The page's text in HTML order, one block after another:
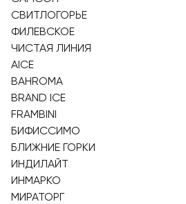
СВИТЛОГОРЬЕ
ФИЛЕВСКОЕ
ЧИСТАЯ ЛИНИЯ
AICE
BAHROMA
BRAND ICE
FRAMBINI
БИФИССИМО
БЛИЖНИЕ ГОРКИ
ИНДИЛАЙТ
ИНМАРКО
МИРАТОРГ